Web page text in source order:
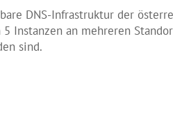
DNS-Infrastruktur der
Instanzen an mehreren
sind.